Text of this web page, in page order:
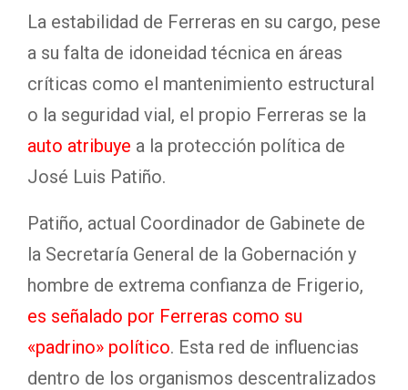
La estabilidad de Ferreras en su cargo, pese
a su falta de idoneidad técnica en áreas
críticas como el mantenimiento estructural
o la seguridad vial, el propio Ferreras se la
auto atribuye a la protección política de
José Luis Patiño.
Patiño, actual Coordinador de Gabinete de
la Secretaría General de la Gobernación y
hombre de extrema confianza de Frigerio,
es señalado por Ferreras como su
«padrino» político. Esta red de influencias
dentro de los organismos descentralizados